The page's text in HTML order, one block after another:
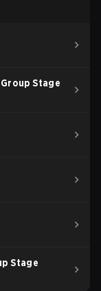
Stage
Stage